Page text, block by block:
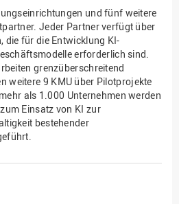
und fünf weitere
Jeder Partner verfügt über
die für die Entwicklung KI-
erforderlich sind.
grenzüberschreitend
weitere 9 KMU über Pilotprojekte
als 1.000 Unternehmen werden
Einsatz von KI zur
bestehender